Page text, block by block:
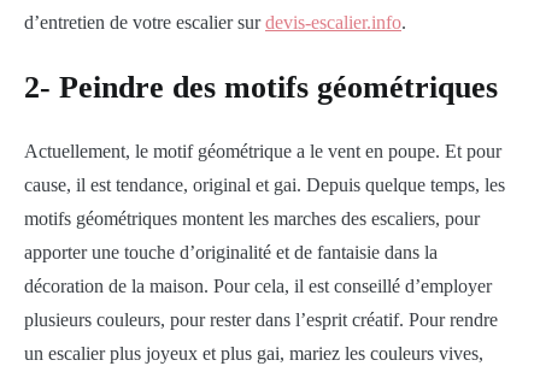
d’entretien de votre escalier surdevis-escalier.info.
2- Peindre des motifs géométriques
Actuellement, le motif géométrique a le vent en poupe. Et pour
cause, il est tendance, original et gai. Depuis quelque temps, les
motifs géométriques montent les marches des escaliers, pour
apporter une touche d’originalité et de fantaisie dans la
décoration de la maison. Pour cela, il est conseillé d’employer
plusieurs couleurs, pour rester dans l’esprit créatif. Pour rendre
un escalier plus joyeux et plus gai, mariez les couleurs vives,